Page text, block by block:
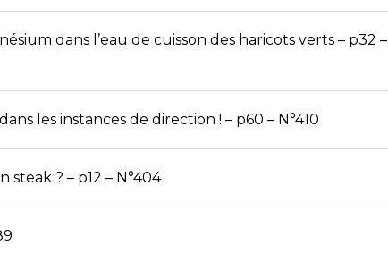
dans l’eau de cuisson des haricots verts – p32 –
les instances de direction ! – p60 – N°410
? – p12 – N°404